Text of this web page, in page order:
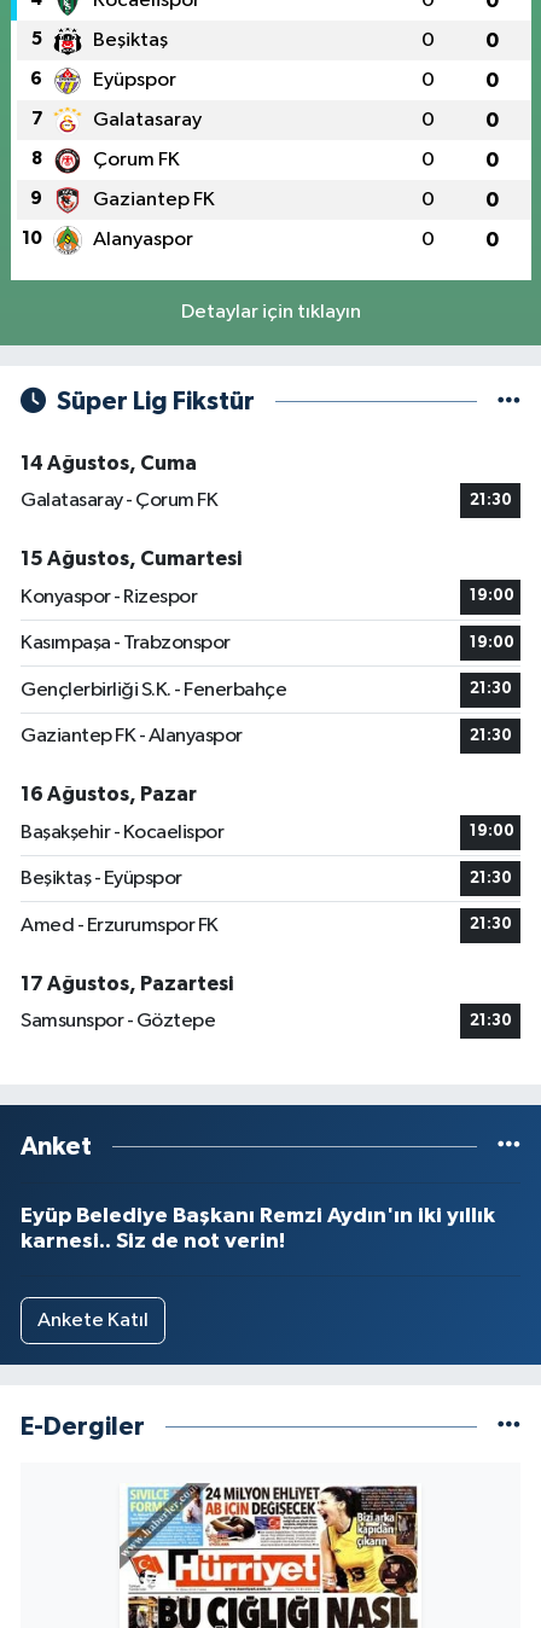
5 Beşiktaş 0 0
6 Eyüpspor 0 0
7 Galatasaray 0 0
8 Çorum FK 0 0
9 Gaziantep FK 0 0
10 Alanyaspor 0 0
Detaylar için tıklayın
Süper Lig Fikstür
14 Ağustos, Cuma
Galatasaray - Çorum FK
21:30
15 Ağustos, Cumartesi
Konyaspor - Rizespor
19:00
Kasımpaşa - Trabzonspor 19:00
Gençlerbirliği S.K. - Fenerbahçe 21:30
Gaziantep FK - Alanyaspor 21:30
16 Ağustos, Pazar
Başakşehir - Kocaelispor
19:00
Beşiktaş - Eyüpspor 21:30
Amed - Erzurumspor FK 21:30
17 Ağustos, Pazartesi
Samsunspor - Göztepe
21:30
Anket
Eyüp Belediye Başkanı Remzi Aydın'ın iki yıllık
karnesi.. Siz de not verin!
Ankete Katıl
E-Dergiler